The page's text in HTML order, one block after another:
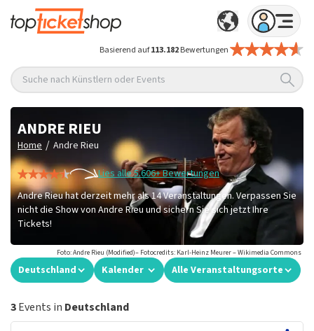
Basierend auf113.182Bewertungen
Suche nach Künstlern oder Events
ANDRE RIEU
Home / Andre Rieu
Lies alle 5.606+ Bewertungen
Andre Rieu hat derzeit mehr als 14 Veranstaltungen. Verpassen Sie
nicht die Show von Andre Rieu und sichern Sie sich jetzt Ihre
Tickets!
Foto: Andre Rieu (Modified)– Fotocredits: Karl-Heinz Meurer – Wikimedia Commons
Deutschland Kalender Alle Veranstaltungsorte
3Events in Deutschland